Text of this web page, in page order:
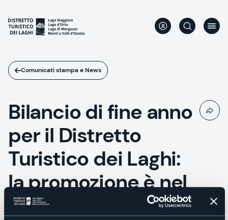
contenuto
principale
Comunicati stampa e News
Bilancio di fine anno
per il Distretto
Turistico dei Laghi:
la promozione è nel
nome dell’Outdoor!